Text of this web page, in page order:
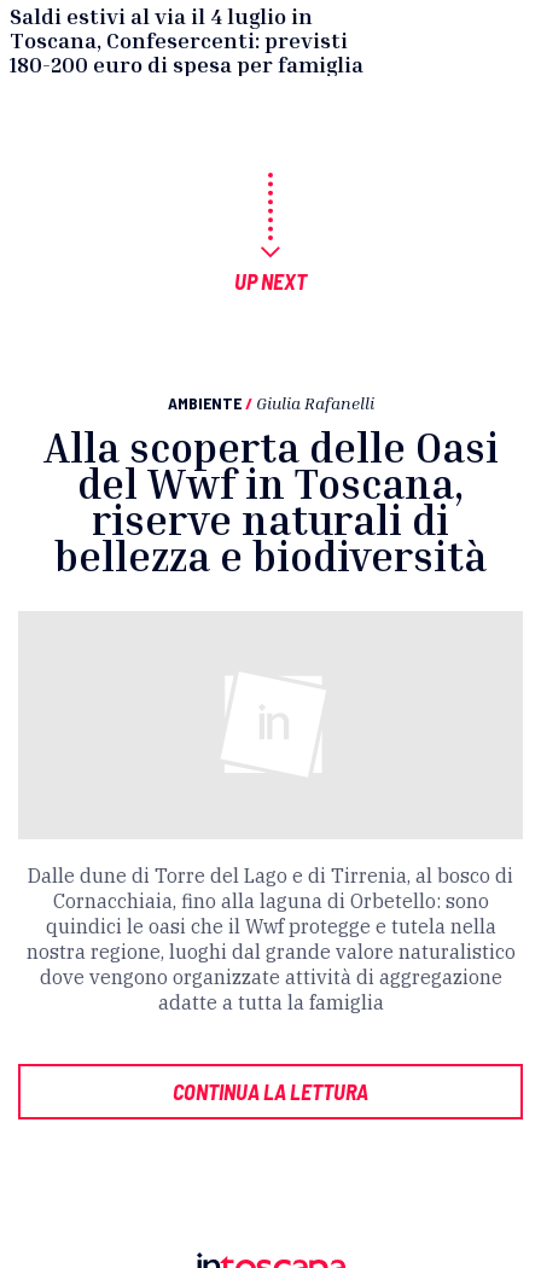
Saldi estivi al via il 4 luglio in
Toscana, Confesercenti: previsti
180-200 euro di spesa per famiglia
UP NEXT
AMBIENTE / Giulia Rafanelli
Alla scoperta delle Oasi
del Wwf in Toscana,
riserve naturali di
bellezza e biodiversità
Dalle dune di Torre del Lago e di Tirrenia, al bosco di
Cornacchiaia, fino alla laguna di Orbetello: sono
quindici le oasi che il Wwf protegge e tutela nella
nostra regione, luoghi dal grande valore naturalistico
dove vengono organizzate attività di aggregazione
adatte a tutta la famiglia
CONTINUA LA LETTURA